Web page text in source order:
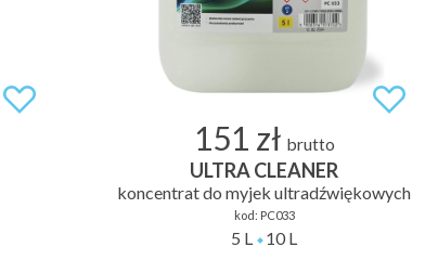
151 zł brutto
ULTRA CLEANER
koncentrat do myjek ultradźwiękowych
kod: PC033
5 L 10 L